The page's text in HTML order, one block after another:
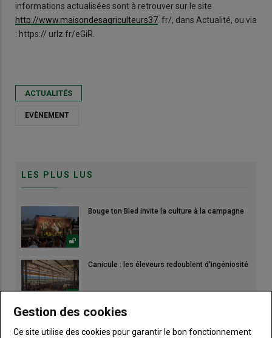
informations actualisées sont à retrouver sur le site
http://www.maisondesagriculteurs37 . fr/, dans Actualité, ou via
: https:// urlz.fr/eGiR.
ACTUALITÉS
EVÈNEMENT
LES PLUS LUS
Bouge ton Bled invite la culture à la campagne
Canicule : les éleveurs redoublent d'ingéniosité
Des tours de champs pour ajuster la stratégie
de récolte
Gestion des cookies
Ce site utilise des cookies pour garantir le bon fonctionnement